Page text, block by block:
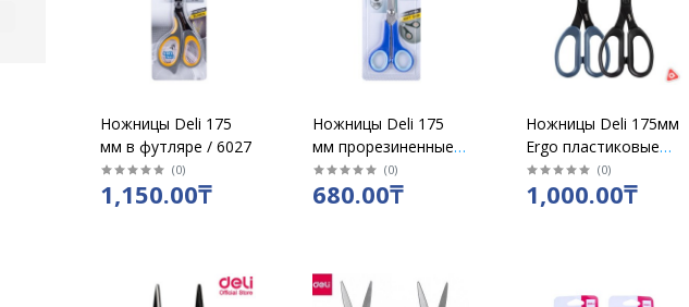
Ножницы Deli 175
мм в футляре / 6027
(0)
1,150.00₸
Ножницы Deli 175
мм прорезиненные
ручки /6003
(0)
680.00₸
Ножницы Deli 175мм
Ergo пластиковые
ручки / Z500
(0)
1,000.00₸